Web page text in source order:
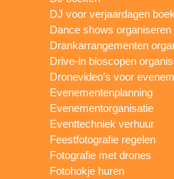
DJ voor verjaardagen
Dance shows organiseren
Drankarrangementen
Drive-in bioscopen
Dronevideo’s voor
Evenementenplanning
Evenementorganisatie
Eventtechniek verhuur
Feestfotografie regelen
Fotografie met drones
Fotohokje huren